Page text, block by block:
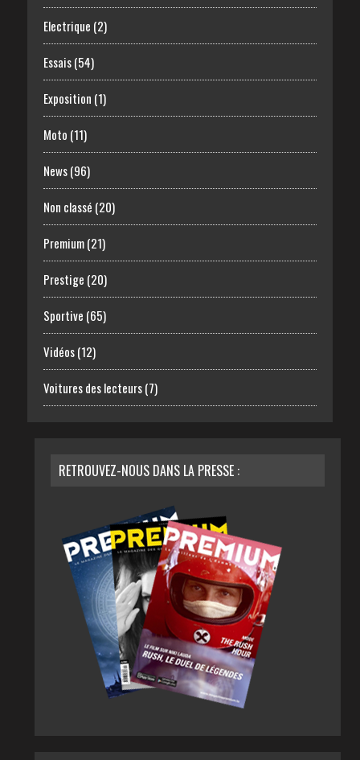
Electrique (2)
Essais(54)
Exposition (1)
Moto (11)
News(96)
Non classé (20)
Premium(21)
Prestige (20)
Sportive (65)
Vidéos(12)
Voitures des lecteurs(7)
RETROUVEZ-NOUS DANS LA PRESSE :